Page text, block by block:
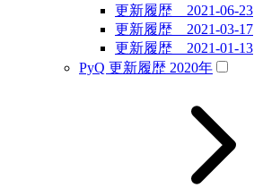
更新履歴 2021-06-23
更新履歴 2021-03-17
更新履歴 2021-01-13
PyQ 更新履歴 2020年